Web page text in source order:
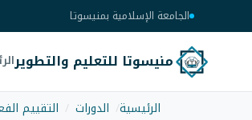
الجامعة الإسلامية بمنيسوتا
منيسوتا للتعليم والتطوير
الرئيسية الدورات التقييم